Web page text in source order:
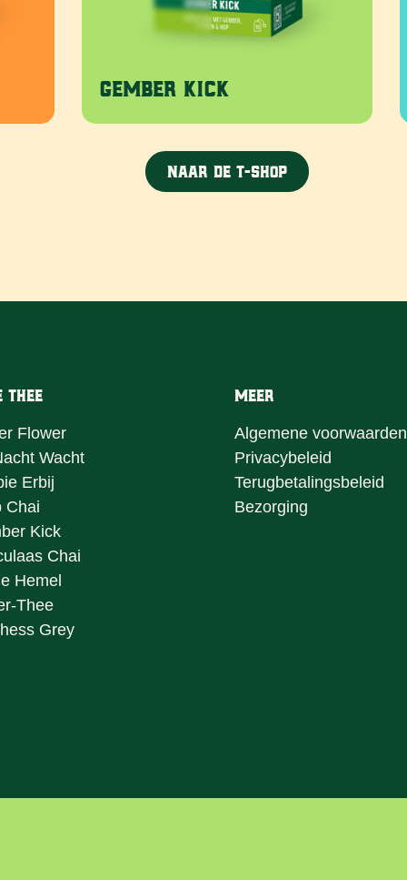
Gember Kick
Naar de T-shop
Thee
Flower
Wacht
Erbij
Chai
Kick
Chai
Hemel
Thee
Grey
Meer
Algemene voorwaarden
Privacybeleid
Terugbetalingsbeleid
Bezorging